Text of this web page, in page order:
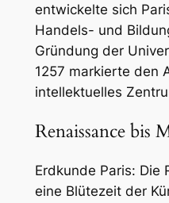
entwickelte sich
Handels- und
Gründung der
1257 markierte den
intellektuelles
Renaissance bis
Erdkunde Paris: Die
eine Blütezeit der